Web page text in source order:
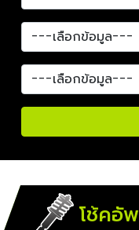
โช้คอัพ